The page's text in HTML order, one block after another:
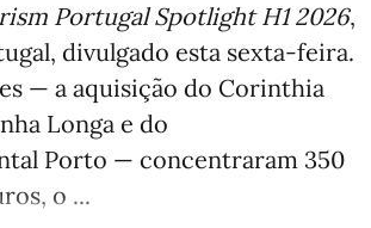
Portugal Spotlight H1 2026,
divulgado esta sexta-feira.
— a aquisição do Corinthia
Longa e do
Porto — concentraram 350
o ...